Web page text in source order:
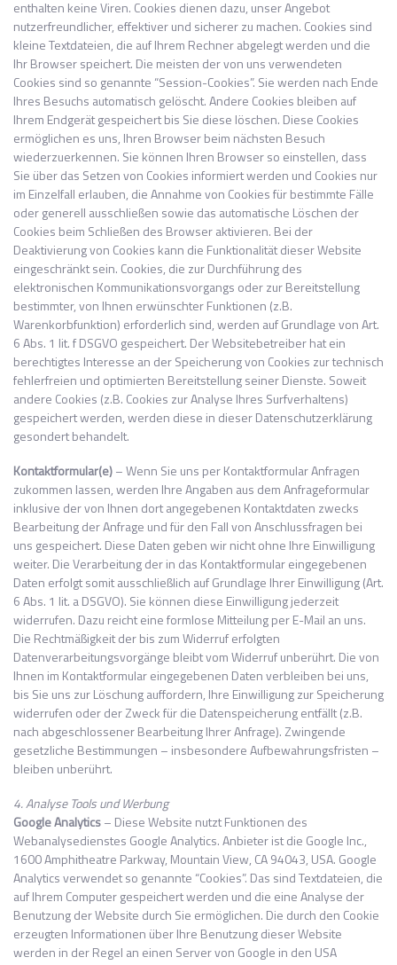
enthalten keine Viren. Cookies dienen dazu, unser Angebot
nutzerfreundlicher, effektiver und sicherer zu machen. Cookies sind
kleine Textdateien, die auf Ihrem Rechner abgelegt werden und die
Ihr Browser speichert. Die meisten der von uns verwendeten
Cookies sind so genannte “Session-Cookies”. Sie werden nach Ende
Ihres Besuchs automatisch gelöscht. Andere Cookies bleiben auf
Ihrem Endgerät gespeichert bis Sie diese löschen. Diese Cookies
ermöglichen es uns, Ihren Browser beim nächsten Besuch
wiederzuerkennen. Sie können Ihren Browser so einstellen, dass
Sie über das Setzen von Cookies informiert werden und Cookies nur
im Einzelfall erlauben, die Annahme von Cookies für bestimmte Fälle
oder generell ausschließen sowie das automatische Löschen der
Cookies beim Schließen des Browser aktivieren. Bei der
Deaktivierung von Cookies kann die Funktionalität dieser Website
eingeschränkt sein. Cookies, die zur Durchführung des
elektronischen Kommunikationsvorgangs oder zur Bereitstellung
bestimmter, von Ihnen erwünschter Funktionen (z.B.
Warenkorbfunktion) erforderlich sind, werden auf Grundlage von Art.
6 Abs. 1 lit. f DSGVO gespeichert. Der Websitebetreiber hat ein
berechtigtes Interesse an der Speicherung von Cookies zur technisch
fehlerfreien und optimierten Bereitstellung seiner Dienste. Soweit
andere Cookies (z.B. Cookies zur Analyse Ihres Surfverhaltens)
gespeichert werden, werden diese in dieser Datenschutzerklärung
gesondert behandelt.
Kontaktformular(e)– Wenn Sie uns per Kontaktformular Anfragen
zukommen lassen, werden Ihre Angaben aus dem Anfrageformular
inklusive der von Ihnen dort angegebenen Kontaktdaten zwecks
Bearbeitung der Anfrage und für den Fall von Anschlussfragen bei
uns gespeichert. Diese Daten geben wir nicht ohne Ihre Einwilligung
weiter. Die Verarbeitung der in das Kontaktformular eingegebenen
Daten erfolgt somit ausschließlich auf Grundlage Ihrer Einwilligung (Art.
6 Abs. 1 lit. a DSGVO). Sie können diese Einwilligung jederzeit
widerrufen. Dazu reicht eine formlose Mitteilung per E-Mail an uns.
Die Rechtmäßigkeit der bis zum Widerruf erfolgten
Datenverarbeitungsvorgänge bleibt vom Widerruf unberührt. Die von
Ihnen im Kontaktformular eingegebenen Daten verbleiben bei uns,
bis Sie uns zur Löschung auffordern, Ihre Einwilligung zur Speicherung
widerrufen oder der Zweck für die Datenspeicherung entfällt (z.B.
nach abgeschlossener Bearbeitung Ihrer Anfrage). Zwingende
gesetzliche Bestimmungen – insbesondere Aufbewahrungsfristen –
bleiben unberührt.
4. Analyse Tools und Werbung
Google Analytics– Diese Website nutzt Funktionen des
Webanalysedienstes Google Analytics. Anbieter ist die Google Inc.,
1600 Amphitheatre Parkway, Mountain View, CA 94043, USA. Google
Analytics verwendet so genannte “Cookies”. Das sind Textdateien, die
auf Ihrem Computer gespeichert werden und die eine Analyse der
Benutzung der Website durch Sie ermöglichen. Die durch den Cookie
erzeugten Informationen über Ihre Benutzung dieser Website
werden in der Regel an einen Server von Google in den USA